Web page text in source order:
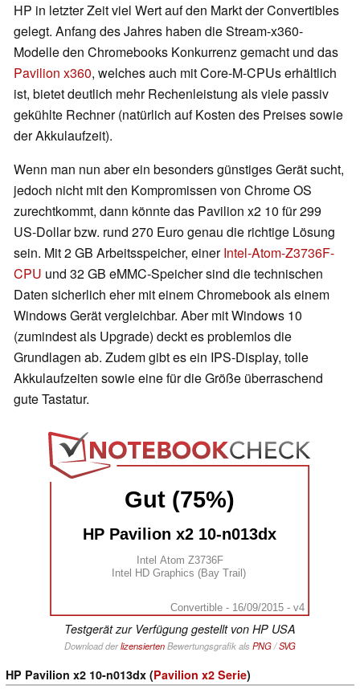
HP in letzter Zeit viel Wert auf den Markt der Convertibles
gelegt. Anfang des Jahres haben die Stream-x360-
Modelle den Chromebooks Konkurrenz gemacht und das
Pavilion x360, welches auch mit Core-M-CPUs erhältlich
ist, bietet deutlich mehr Rechenleistung als viele passiv
gekühlte Rechner (natürlich auf Kosten des Preises sowie
der Akkulaufzeit).
Wenn man nun aber ein besonders günstiges Gerät sucht,
jedoch nicht mit den Kompromissen von Chrome OS
zurechtkommt, dann könnte das Pavilion x2 10 für 299
US-Dollar bzw. rund 270 Euro genau die richtige Lösung
sein. Mit 2 GB Arbeitsspeicher, einerIntel-Atom-Z3736F-
CPU und 32 GB eMMC-Speicher sind die technischen
Daten sicherlich eher mit einem Chromebook als einem
Windows Gerät vergleichbar. Aber mit Windows 10
(zumindest als Upgrade) deckt es problemlos die
Grundlagen ab. Zudem gibt es ein IPS-Display, tolle
Akkulaufzeiten sowie eine für die Größe überraschend
gute Tastatur.
Gut (75%)
HP Pavilion x2 10-n013dx
Intel Atom Z3736F
Intel HD Graphics (Bay Trail)
Convertible - 16/09/2015 - v4
Testgerät zur Verfügung gestellt von HP USA
Download derlizensiertenBewertungsgrafik als PNG/SVG
HP Pavilion x2 10-n013dx (Pavilion x2 Serie)